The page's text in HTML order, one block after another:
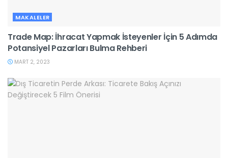
MAKALELER
Trade Map: İhracat Yapmak İsteyenler İçin 5 Adımda
Potansiyel Pazarları Bulma Rehberi
MART 2, 2023